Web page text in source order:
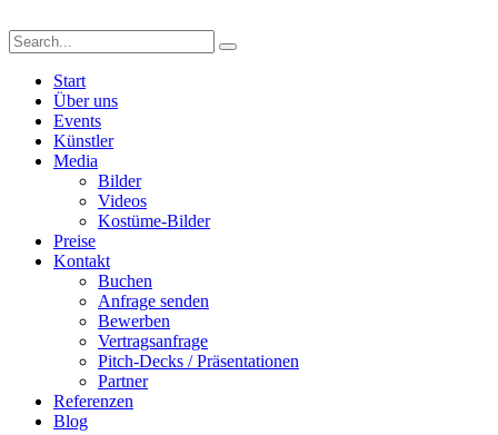
Start
Über uns
Events
Künstler
Media
Bilder
Videos
Kostüme-Bilder
Preise
Kontakt
Buchen
Anfrage senden
Bewerben
Vertragsanfrage
Pitch-Decks / Präsentationen
Partner
Referenzen
Blog